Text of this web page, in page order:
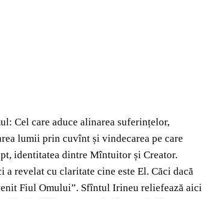
Cel care aduce alinarea suferințelor,
lumii prin cuvînt și vindecarea pe care
identitatea dintre Mîntuitor și Creator.
revelat cu claritate cine este El. Căci dacă
Fiul Omului”. Sfîntul Irineu reliefează aici